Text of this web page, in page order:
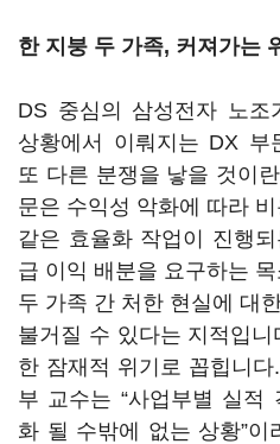
한 지붕 두 가족, 커져가는
DS 중심의 삼성전자 노
상황에서 이뤄지는 DX 부
또 다른 분쟁을 낳을 것이
문은 수익성 악화에 따라
같은 효율화 작업이 진행되
급 이익 배분을 요구하는
두 가족 간 처한 현실에 대
불거질 수 있다는 지적입니
한 잠재적 위기로 꼽힙니다
부 교수는 “사업부별 실적
화 될 수밖에 없는 상황”이